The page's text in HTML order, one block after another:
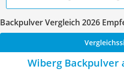
Backpulver Vergleich 2026
Wiberg Backpulver